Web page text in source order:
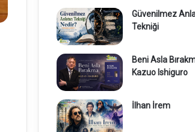
Güvenilmez
Tekniği
Beni Asla
Kazuo Ishiguro
İlhan İrem